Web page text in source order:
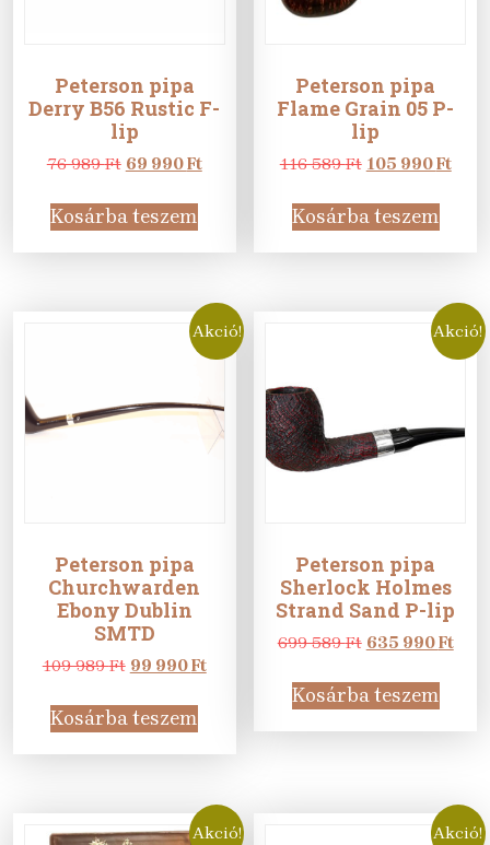
Peterson pipa
Derry B56 Rustic F-
lip
76 989Ft Original
was:
76
989 Ft.
69 990FtCurrent
990 Ft.
Kosárba teszem
Peterson pipa
Flame Grain 05 P-
lip
116 589Ft Original
was:
116
589 Ft.
105 990Ft
990
Kosárba teszem
Akció!
Peterson pipa
Churchwarden
Ebony Dublin
SMTD
109 989Ft Original
was:
109
989 Ft.
99 990FtCurrent
990 Ft.
Kosárba teszem
Akció!
Peterson pipa
Sherlock Holmes
Strand Sand P-lip
699 589Ft Original
was:
699
589 Ft.
635 990Ft
990
Kosárba teszem
Akció! Akció!